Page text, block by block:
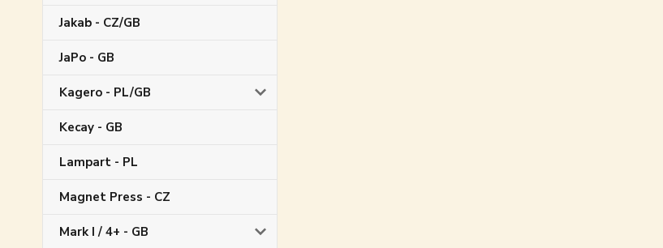
Jakab - CZ/GB
JaPo - GB
Kagero - PL/GB
Kecay - GB
Lampart - PL
Magnet Press - CZ
Mark I / 4+ - GB